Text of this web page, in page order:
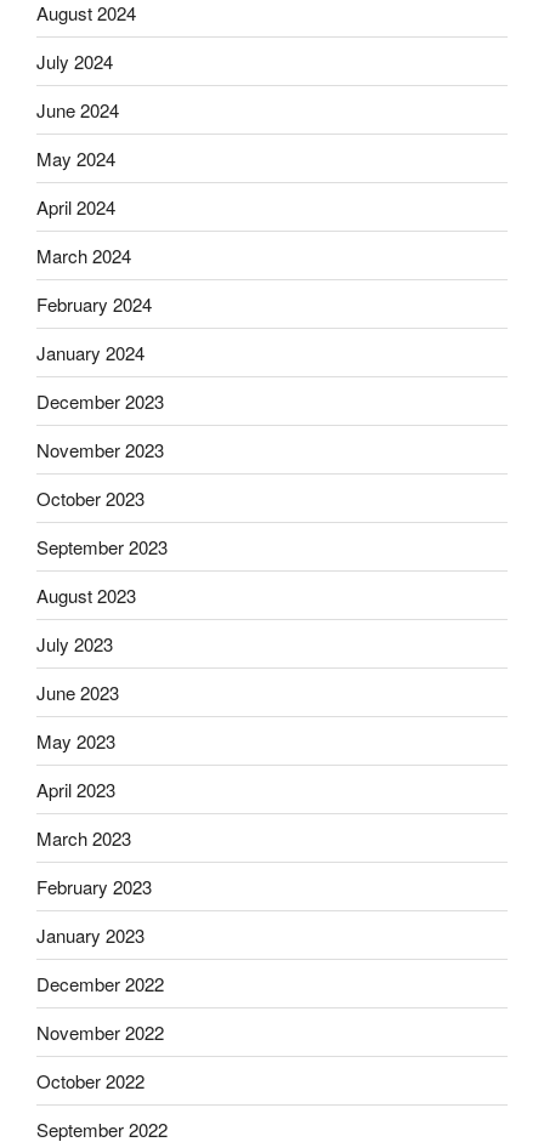
August 2024
July 2024
June 2024
May 2024
April 2024
March 2024
February 2024
January 2024
December 2023
November 2023
October 2023
September 2023
August 2023
July 2023
June 2023
May 2023
April 2023
March 2023
February 2023
January 2023
December 2022
November 2022
October 2022
September 2022